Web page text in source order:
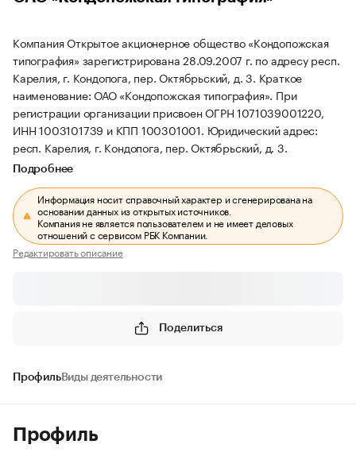
Компания Открытое акционерное общество «Кондопожская
типография» зарегистрирована 28.09.2007 г. по адресу респ.
Карелия, г. Кондопога, пер. Октябрьский, д. 3. Краткое
наименование: ОАО «Кондопожская типография». При
регистрации организации присвоен ОГРН 1071039001220,
ИНН 1003101739 и КПП 100301001. Юридический адрес:
респ. Карелия, г. Кондопога, пер. Октябрьский, д. 3.
Подробнее
Информация носит справочный характер и сгенерирована на
основании данных из открытых источников.
Компания не является пользователем и не имеет деловых
отношений с сервисом РБК Компании.
Редактировать описание
Поделиться
ПрофильВиды деятельности
Профиль